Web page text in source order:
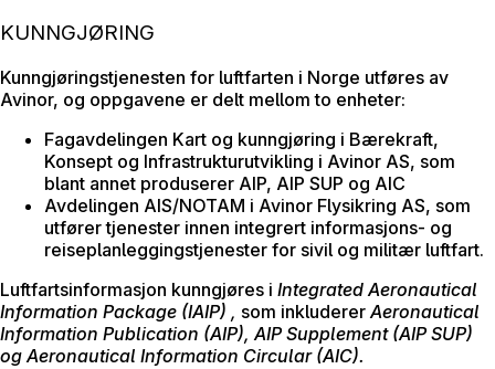
KUNNGJØRING
Kunngjøringstjenesten for luftfarten i Norge utføres av
Avinor, og oppgavene er delt mellom to enheter:
Fagavdelingen Kart og kunngjøring i Bærekraft,
Konsept og Infrastrukturutvikling i Avinor AS, som
blant annet produserer AIP, AIP SUP og AIC
Avdelingen AIS/NOTAM i Avinor Flysikring AS, som
utfører tjenester innen integrert informasjons- og
reiseplanleggingstjenester for sivil og militær luftfart.
Luftfartsinformasjon kunngjøres i Integrated Aeronautical
Information Package (IAIP) , som inkludererAeronautical
Information Publication (AIP),AIP Supplement (AIP SUP)
og Aeronautical Information Circular (AIC).